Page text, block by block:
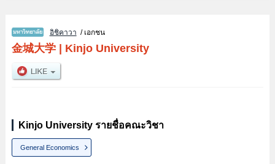
อิชิคาวา / เอกชน
金城大学| Kinjo University
Kinjo University รายชื่อคณะวิชา
General Economics